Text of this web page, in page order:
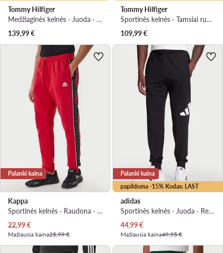
Tommy Hilfiger
Medžiaginės kelnės · Juoda · Slim Fit
139,99€
Tommy Hilfiger
Sportinės kelnės · Tamsiai ruda · Relaxed Fit
109,99€
Palanki kaina
Kappa
Sportinės kelnės · Raudona · Regular Fit
Dabartinė kaina
22,99€
Mažiausia kaina25,99 €
papildoma -15% Kodas: LAST
Palanki kaina
adidas
Sportinės kelnės · Juoda · Regular Fit
Dabartinė kaina
44,99€
Mažiausia kaina49,95 €